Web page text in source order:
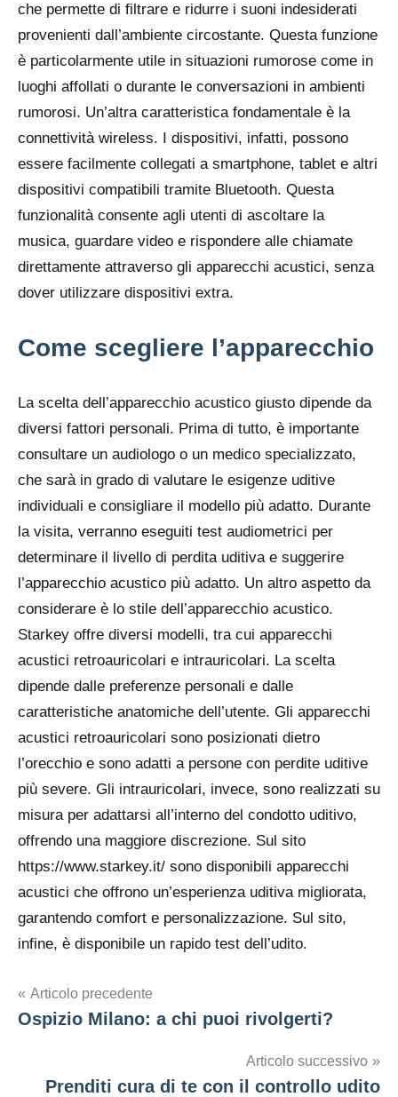
che permette di filtrare e ridurre i suoni indesiderati
provenienti dall’ambiente circostante. Questa funzione
è particolarmente utile in situazioni rumorose come in
luoghi affollati o durante le conversazioni in ambienti
rumorosi. Un’altra caratteristica fondamentale è la
connettività wireless. I dispositivi, infatti, possono
essere facilmente collegati a smartphone, tablet e altri
dispositivi compatibili tramite Bluetooth. Questa
funzionalità consente agli utenti di ascoltare la
musica, guardare video e rispondere alle chiamate
direttamente attraverso gli apparecchi acustici, senza
dover utilizzare dispositivi extra.
Come scegliere l’apparecchio
La scelta dell’apparecchio acustico giusto dipende da
diversi fattori personali. Prima di tutto, è importante
consultare un audiologo o un medico specializzato,
che sarà in grado di valutare le esigenze uditive
individuali e consigliare il modello più adatto. Durante
la visita, verranno eseguiti test audiometrici per
determinare il livello di perdita uditiva e suggerire
l’apparecchio acustico più adatto. Un altro aspetto da
considerare è lo stile dell’apparecchio acustico.
Starkey offre diversi modelli, tra cui apparecchi
acustici retroauricolari e intrauricolari. La scelta
dipende dalle preferenze personali e dalle
caratteristiche anatomiche dell’utente. Gli apparecchi
acustici retroauricolari sono posizionati dietro
l’orecchio e sono adatti a persone con perdite uditive
più severe. Gli intrauricolari, invece, sono realizzati su
misura per adattarsi all’interno del condotto uditivo,
offrendo una maggiore discrezione. Sul sito
https://www.starkey.it/ sono disponibili apparecchi
acustici che offrono un’esperienza uditiva migliorata,
garantendo comfort e personalizzazione. Sul sito,
infine, è disponibile un rapido test dell’udito.
Navigazione
articoli
Articolo precedente
Ospizio Milano: a chi puoi rivolgerti?
Articolo successivo
Prenditi cura di te con il controllo udito